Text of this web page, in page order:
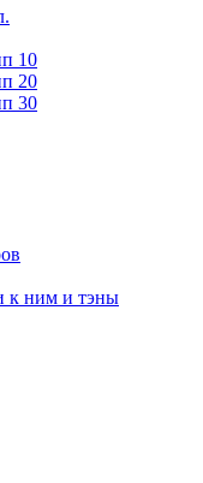
10
20
30
к ним и тэны